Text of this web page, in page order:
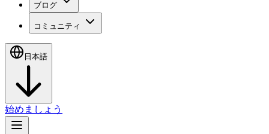
ブログ
コミュニティ
日本語
始めましょう